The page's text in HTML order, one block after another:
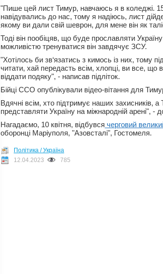
"Пише цей лист Тимур, навчаюсь я в коледжі. 15
навідувались до нас, тому я надіюсь, лист
якому ви дали свій шеврон, для мене він як
Тоді він пообіцяв, що буде прославляти
можливістю тренуватися він завдячує ЗСУ.
"Хотілось би зв‘язатись з кимось із них, тому
читати, хай передасть всім, хлопці, ви все,
віддати подяку", - написав підліток.
Бійці ССО опублікували відео-вітання для
Вдячні всім, хто підтримує наших захисників,
представляти Україну на міжнародній арені", -
Нагадаємо, 10 квітня, відбувся черговий
оборонці Маріуполя, "Азовсталі", Гостомеля.
Політика / Україна
12.04.2023
785